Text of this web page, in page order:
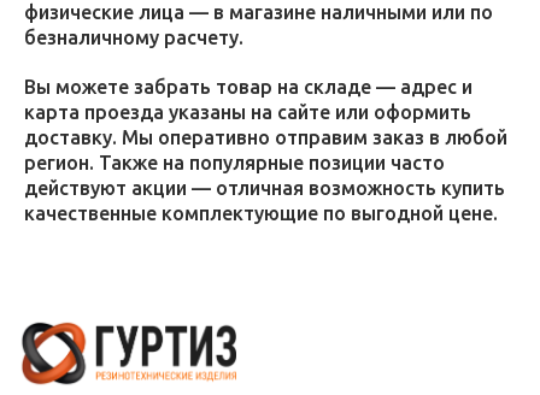
физические лица — в магазине наличными или по
безналичному расчету.
Вы можете забрать товар на складе — адрес и
карта проезда указаны на сайте или оформить
доставку. Мы оперативно отправим заказ в любой
регион. Также на популярные позиции часто
действуют акции — отличная возможность купить
качественные комплектующие по выгодной цене.